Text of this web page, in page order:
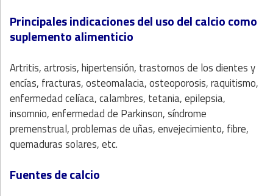
Principales indicaciones del uso del calcio como
suplemento alimenticio
Artritis, artrosis, hipertensión, trastornos de los dientes y
encías, fracturas, osteomalacia, osteoporosis, raquitismo,
enfermedad celíaca, calambres, tetania, epilepsia,
insomnio, enfermedad de Parkinson, síndrome
premenstrual, problemas de uñas, envejecimiento, fibre,
quemaduras solares, etc.
Fuentes de calcio